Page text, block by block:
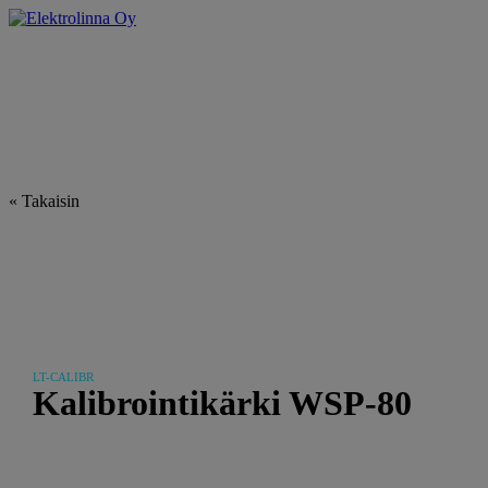
Skip
« Takaisin
LT-CALIBR
Kalibrointikärki WSP-80